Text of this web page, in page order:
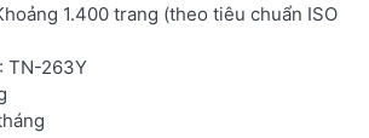
1.400 trang (theo tiêu chuẩn ISO
: TN-263Y